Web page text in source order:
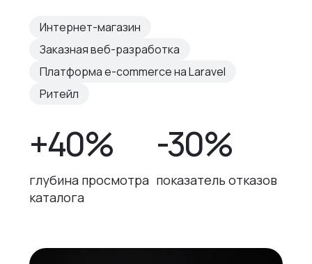
Интернет-магазин
Заказная веб-разработка
Платформа e-commerce на Laravel
Ритейл
+40%
глубина просмотра
каталога
-30%
показатель отказов